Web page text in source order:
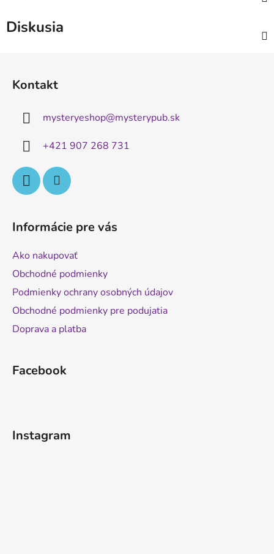
Diskusia
Kontakt
mysteryeshop@mysterypub.sk
+421 907 268 731
Informácie pre vás
Ako nakupovať
Obchodné podmienky
Podmienky ochrany osobných údajov
Obchodné podmienky pre podujatia
Doprava a platba
Facebook
Instagram